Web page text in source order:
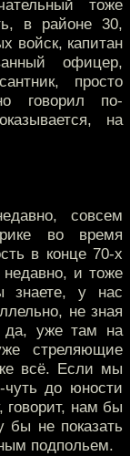
тоже
в районе 30,
войск, капитан
офицер,
просто
говорил по-
на
совсем
во время
в конце 70-х
недавно, и тоже
знаете, у нас
не зная
да, уже там на
стреляющие
всё. Если мы
до юности
говорит, нам бы
бы не показать
подпольем.